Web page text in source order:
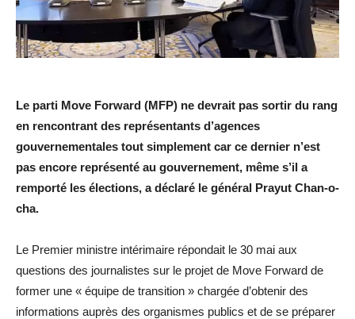
Le parti Move Forward (MFP) ne devrait pas sortir du rang
en rencontrant des représentants d’agences
gouvernementales tout simplement car ce dernier n’est
pas encore représenté au gouvernement, même s’il a
remporté les élections, a déclaré le général Prayut Chan-o-
cha.
Le Premier ministre intérimaire répondait le 30 mai aux
questions des journalistes sur le projet de Move Forward de
former une « équipe de transition » chargée d’obtenir des
informations auprès des organismes publics et de se préparer